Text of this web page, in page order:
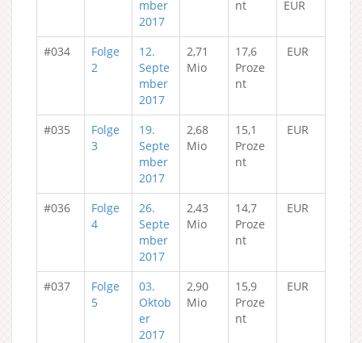
mber
2017
nt
EUR
#034
Folge
2
12.
Septe
mber
2017
2,71
Mio
17,6
Proze
nt
EUR
#035
Folge
3
19.
Septe
mber
2017
2,68
Mio
15,1
Proze
nt
EUR
#036
Folge
4
26.
Septe
mber
2017
2,43
Mio
14,7
Proze
nt
EUR
#037
Folge
5
03.
Oktob
er
2017
2,90
Mio
15,9
Proze
nt
EUR